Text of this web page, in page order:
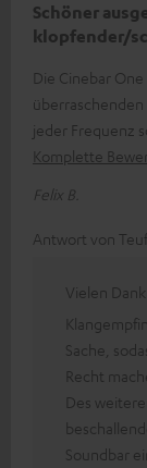
Schöner
klopfender/
Die Cinebar
jeder Frequenz
Komplette
Felix B.
Antwort von
Vielen
Sache,
Recht
Des
Soundbar